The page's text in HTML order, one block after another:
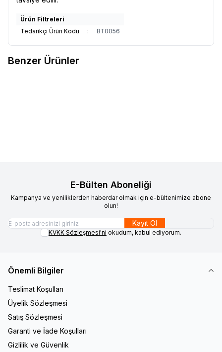
Ürün Filtreleri
Tedarikçi Ürün Kodu
: BT0056
Benzer Ürünler
E-Bülten Aboneliği
Kampanya ve yeniliklerden haberdar olmak için e-bültenimize abone
olun!
Kayıt Ol
KVKK Sözleşmesi'ni okudum, kabul ediyorum.
Önemli Bilgiler
Teslimat Koşulları
Üyelik Sözleşmesi
Satış Sözleşmesi
Garanti ve İade Koşulları
Gizlilik ve Güvenlik